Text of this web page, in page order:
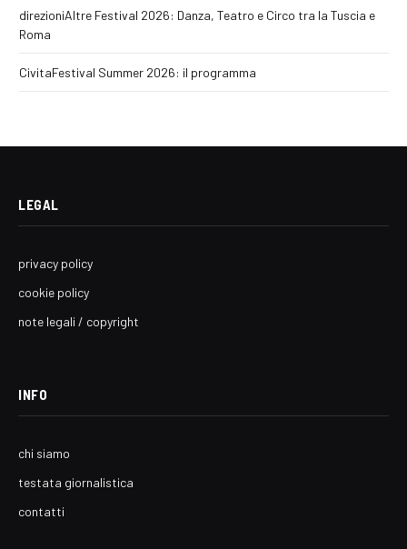
direzioniAltre Festival 2026: Danza, Teatro e Circo tra la Tuscia e
Roma
CivitaFestival Summer 2026: il programma
LEGAL
privacy policy
cookie policy
note legali / copyright
INFO
chi siamo
testata giornalistica
contatti